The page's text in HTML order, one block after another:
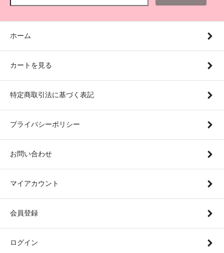
ホーム
カートを見る
特定商取引法に基づく表記
プライバシーポリシー
お問い合わせ
マイアカウント
会員登録
ログイン